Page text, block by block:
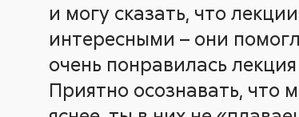
и могу сказать, что
интересными – они
очень понравилась
Приятно осознавать, что